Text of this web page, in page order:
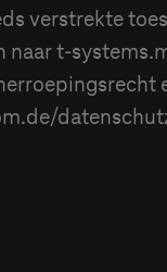
verstrekte
naart-systems